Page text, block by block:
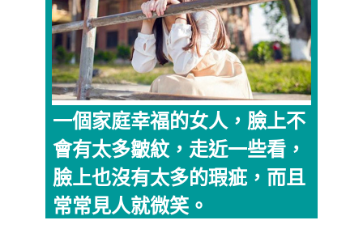
一個家庭幸福的女人，臉上不
會有太多皺紋，走近一些看，
臉上也沒有太多的瑕疵，而且
常常見人就微笑。